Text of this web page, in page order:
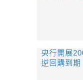
央行開展
逆回購到期